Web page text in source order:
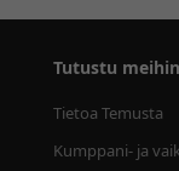
Tutustu meihin
Tietoa Temusta
Kumppani- ja